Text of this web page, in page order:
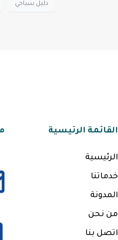
دليل سياحي
القائمة الرئيسية
الرئيسية
خدماتنا
المدونة
من نحن
اتصل بنا